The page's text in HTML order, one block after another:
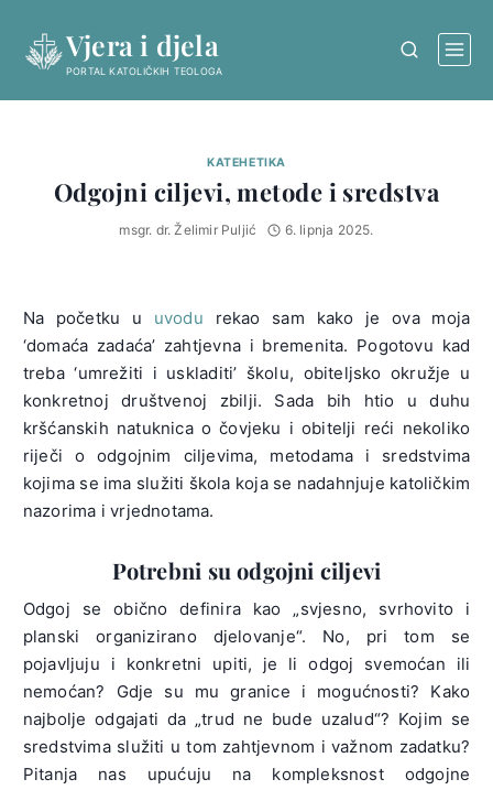
content
Vjera i djela
PORTAL KATOLIČKIH TEOLOGA
KATEHETIKA
Odgojni ciljevi, metode i sredstva
msgr. dr. Želimir Puljić 6. lipnja 2025.
Na početku u uvodu rekao sam kako je ova moja
‘domaća zadaća’ zahtjevna i bremenita. Pogotovu kad
treba ‘umrežiti i uskladiti’ školu, obiteljsko okružje u
konkretnoj društvenoj zbilji. Sada bih htio u duhu
kršćanskih natuknica o čovjeku i obitelji reći nekoliko
riječi o odgojnim ciljevima, metodama i sredstvima
kojima se ima služiti škola koja se nadahnjuje katoličkim
nazorima i vrjednotama.
Potrebni su odgojni ciljevi
Odgoj se obično definira kao „svjesno, svrhovito i
planski organizirano djelovanje“. No, pri tom se
pojavljuju i konkretni upiti, je li odgoj svemoćan ili
nemoćan? Gdje su mu granice i mogućnosti? Kako
najbolje odgajati da „trud ne bude uzalud“? Kojim se
sredstvima služiti u tom zahtjevnom i važnom zadatku?
Pitanja nas upućuju na kompleksnost odgojne